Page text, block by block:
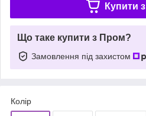
Купити з
Що таке купити з Пром?
Замовлення під захистом
Колір